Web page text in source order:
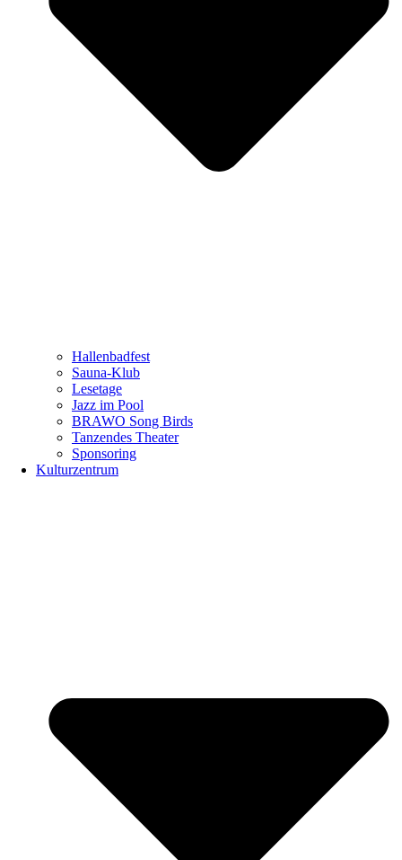
Hallenbadfest
Sauna-Klub
Lesetage
Jazz im Pool
BRAWO Song Birds
Tanzendes Theater
Sponsoring
Kulturzentrum